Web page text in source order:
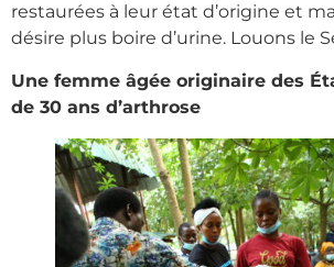
restaurées à leur état d’origine et
désire plus boire d’urine. Louons le
Une femme âgée originaire des
de 30 ans d’arthrose